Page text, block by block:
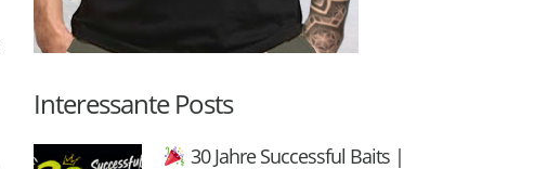
Interessante Posts
30 Jahre Successful Baits |